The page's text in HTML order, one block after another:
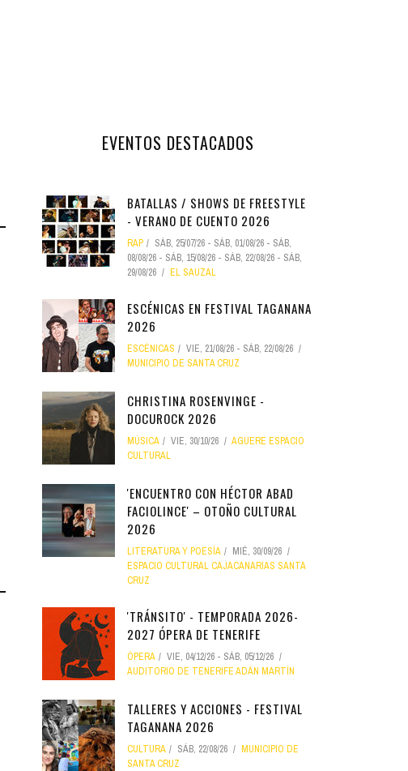
EVENTOS DESTACADOS
BATALLAS / SHOWS DE FREESTYLE
- VERANO DE CUENTO 2026
RAP SÁB, 25/07/26 - SÁB, 01/08/26 - SÁB,
08/08/26 - SÁB, 15/08/26 - SÁB, 22/08/26 - SÁB,
29/08/26
EL SAUZAL
ESCÉNICAS EN FESTIVAL TAGANANA
2026
ESCÉNICAS VIE, 21/08/26 - SÁB, 22/08/26
MUNICIPIO DE SANTA CRUZ
CHRISTINA ROSENVINGE -
DOCUROCK 2026
MÚSICA VIE, 30/10/26
AGUERE ESPACIO
CULTURAL
'ENCUENTRO CON HÉCTOR ABAD
FACIOLINCE' – OTOÑO CULTURAL
2026
LITERATURA Y POESÍA
MIÉ, 30/09/26
ESPACIO CULTURAL CAJACANARIAS SANTA
CRUZ
'TRÁNSITO' - TEMPORADA 2026-
2027 ÓPERA DE TENERIFE
ÓPERA VIE, 04/12/26 - SÁB, 05/12/26
AUDITORIO DE TENERIFE ADÁN MARTÍN
TALLERES Y ACCIONES - FESTIVAL
TAGANANA 2026
CULTURA SÁB, 22/08/26
MUNICIPIO DE
SANTA CRUZ